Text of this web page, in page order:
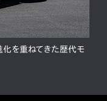
化を重ねてきた歴代モ